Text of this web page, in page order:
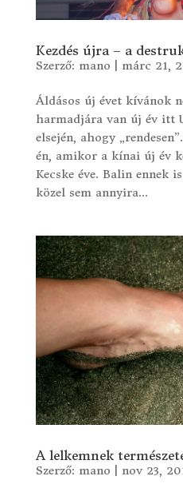
Kezdés újra – a
Szerző: mano márc 21,
Áldásos új évet kívánok
harmadjára van új év itt
elsején, ahogy
én, amikor a kínai új év
Kecske éve. Balin ennek
közel sem annyira...
A lelkemnek
Szerző: mano nov 23,